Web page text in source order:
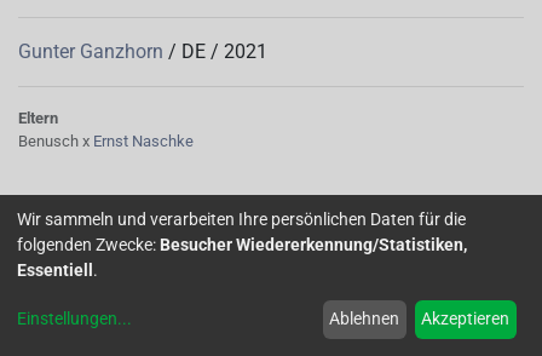
Gunter Ganzhorn / DE / 2021
Eltern
Benusch x Ernst Naschke
Home
Impressum Datenschutz
Wir sammeln und verarbeiten Ihre persönlichen Daten für die
folgenden Zwecke: Besucher Wiedererkennung/Statistiken,
Essentiell .
Einstellungen... Ablehnen Akzeptieren